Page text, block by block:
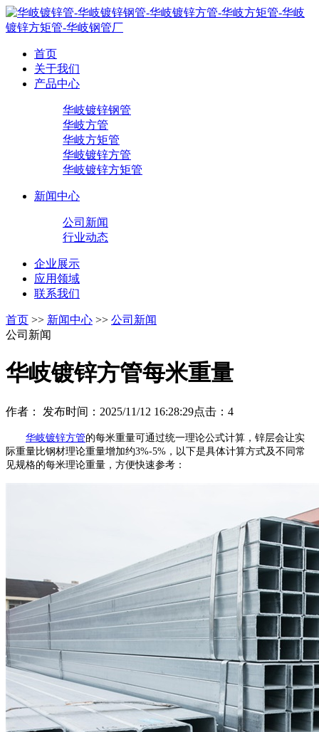
首页
关于我们
产品中心
华岐镀锌钢管
华岐方管
华岐方矩管
华岐镀锌方管
华岐镀锌方矩管
新闻中心
公司新闻
行业动态
企业展示
应用领域
联系我们
首页 >> 新闻中心 >> 公司新闻
公司新闻
华岐镀锌方管每米重量
作者： 发布时间：2025/11/12 16:28:29点击： 4
华岐镀锌方管的每米重量可通过统一理论公式计算，锌层会让实
际重量比钢材理论重量增加约3%-5%，以下是具体计算方式及不同常
见规格的每米理论重量，方便快速参考：